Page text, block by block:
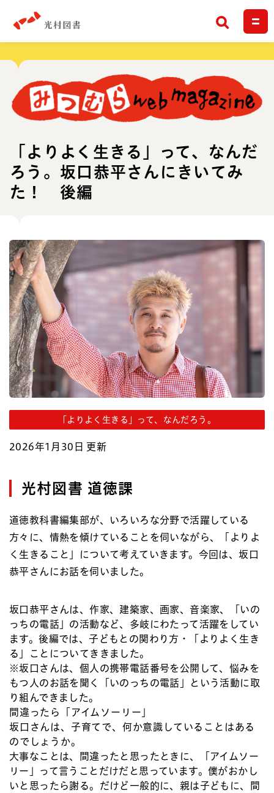
検索
「よりよく生きる」って、なんだ
ろう。坂口恭平さんにきいてみ
た！ 後編
「よりよく生きる」って、なんだろう。
2026年1月30日 更新
光村図書 道徳課
道徳教科書編集部が、いろいろな分野で活躍している
方々に、情熱を傾けていることを伺いながら、「よりよ
く生きること」について考えていきます。今回は、坂口
恭平さんにお話を伺いました。
坂口恭平さんは、作家、建築家、画家、音楽家、「いの
っちの電話」の活動など、多岐にわたって活躍をしてい
ます。後編では、子どもとの関わり方・「よりよく生き
る」ことについてききました。
※坂口さんは、個人の携帯電話番号を公開して、悩みを
もつ人のお話を聞く「いのっちの電話」という活動に取
り組んできました。
間違ったら「アイムソーリー」
坂口さんは、子育てで、何か意識していることはある
のでしょうか。
大事なことは、間違ったと思ったときに、「アイムソー
リー」って言うことだけだと思っています。僕がおかし
いと思ったら謝る。だけど一般的に、親は子どもに、間